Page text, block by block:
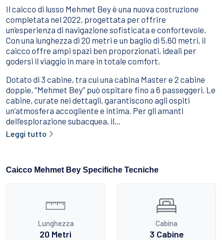
Il caicco di lusso Mehmet Bey è una nuova costruzione
completata nel 2022, progettata per offrire
un’esperienza di navigazione sofisticata e confortevole.
Con una lunghezza di 20 metri e un baglio di 5,60 metri, il
caicco offre ampi spazi ben proporzionati, ideali per
godersi il viaggio in mare in totale comfort.
Dotato di 3 cabine, tra cui una cabina Master e 2 cabine
doppie, “Mehmet Bey” può ospitare fino a 6 passeggeri. Le
cabine, curate nei dettagli, garantiscono agli ospiti
un’atmosfera accogliente e intima. Per gli amanti
dell’esplorazione subacquea, il...
Leggi tutto
Caicco Mehmet Bey Specifiche Tecniche
Lunghezza
20 Metri
Cabina
3 Cabine